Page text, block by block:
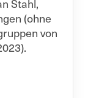
Stahl,
(ohne
von